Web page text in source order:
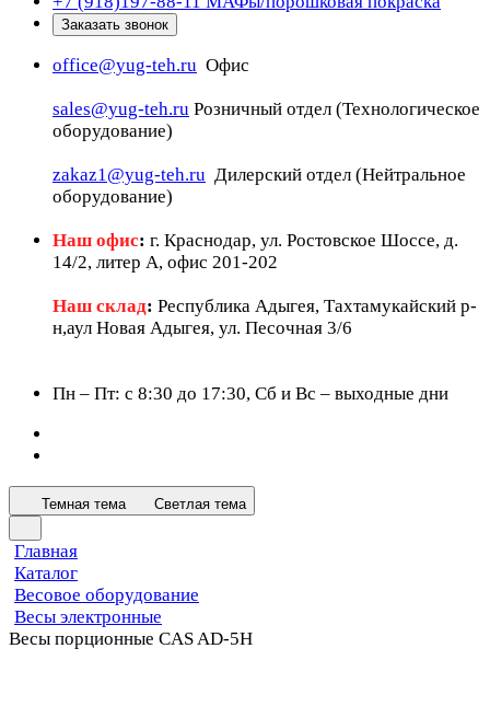
Заказать звонок
office@yug-teh.ru Офис
sales@yug-teh.ru Розничный отдел (Технологическое
оборудование)
zakaz1@yug-teh.ru Дилерский отдел (Нейтральное
оборудование)
Наш офис: г. Краснодар, ул. Ростовское Шоссе, д.
14/2, литер А, офис 201-202
Наш склад: Республика Адыгея, Тахтамукайский р-
н,аул Новая Адыгея, ул. Песочная 3/6
Пн – Пт: c 8:30 до 17:30, Сб и Вс – выходные дни
Темная тема Светлая тема
Главная
Каталог
Весовое оборудование
Весы электронные
Весы порционные CAS AD-5H